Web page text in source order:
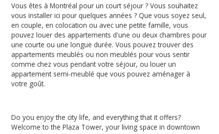
Vous êtes à Montréal pour un court séjour ? Vous souhaitez
vous installer ici pour quelques années ? Que vous soyez seul,
en couple, en colocation ou avec une petite famille, vous
pouvez louer des appartements d'une ou deux chambres pour
une courte ou une longue durée. Vous pouvez trouver des
appartements meublés ou non meublés pour vous sentir
comme chez vous pendant votre séjour, ou louer un
appartement semi-meublé que vous pouvez aménager à
votre goût.
Do you enjoy the city life, and everything that it offers?
Welcome to the Plaza Tower, your living space in downtown